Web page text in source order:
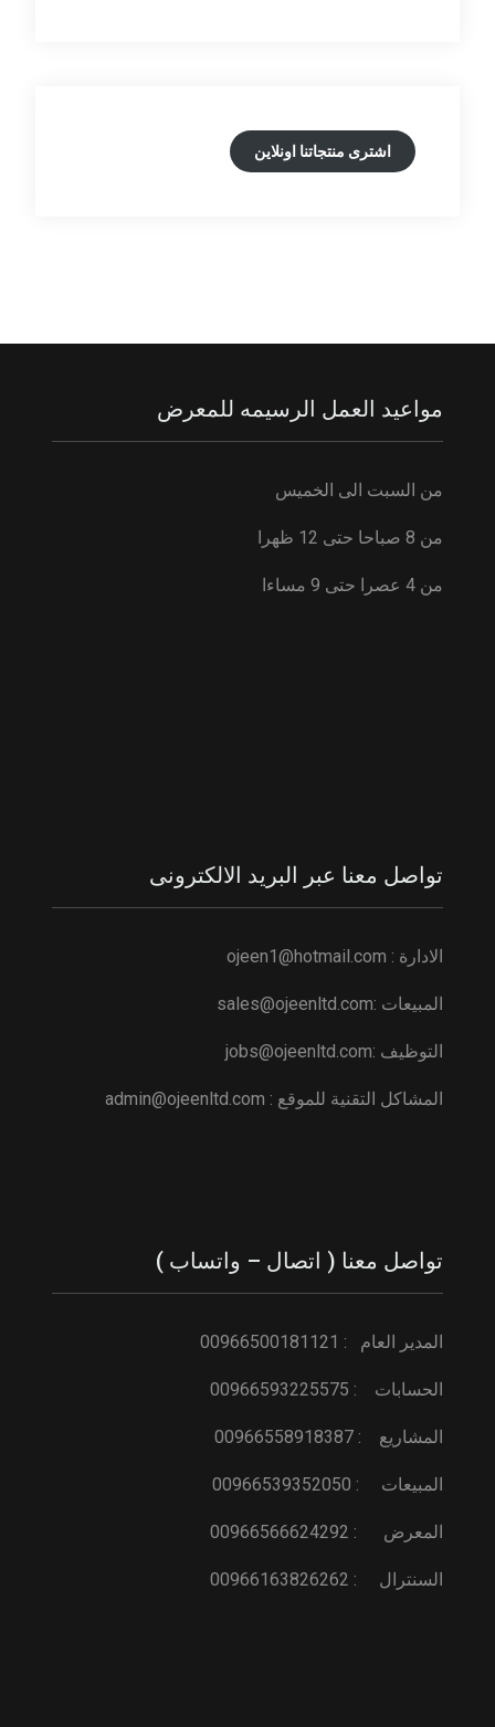
اشترى منتجاتنا اونلاين
مواعيد العمل الرسيمه للمعرض
من السبت الى الخميس
من 8 صباحا حتى 12 ظهرا
من 4 عصرا حتى 9 مساءا
تواصل معنا عبر البريد الالكترونى
الادارة :
المبيعات :sales@ojeenltd.com
التوظيف : jobs@ojeenltd.com
المشاكل التقنية للموقع : admin@ojeenltd.com
تواصل معنا ( اتصال – واتساب )
المدير العام : 00966500181121
الحسابات : 00966593225575
المشاريع : 00966558918387
المبيعات : 00966539352050
المعرض : 00966566624292
السنترال : 00966163826262